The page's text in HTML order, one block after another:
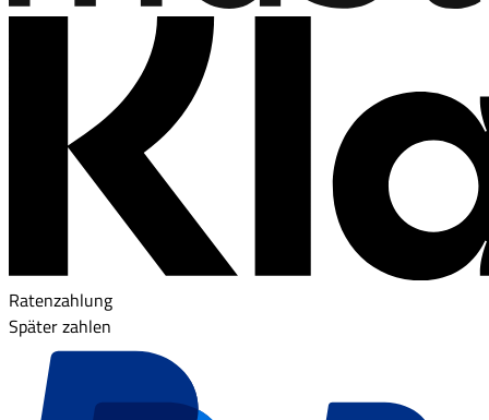
Ratenzahlung
Später zahlen